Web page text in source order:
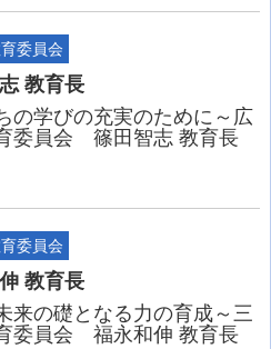
委員会
教育長
の学びの充実のために～広
委員会 篠田智志 教育長
委員会
教育長
来の礎となる力の育成～三
委員会 福永和伸 教育長